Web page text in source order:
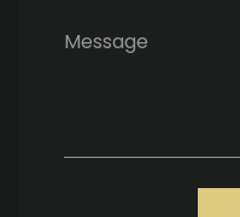
Message